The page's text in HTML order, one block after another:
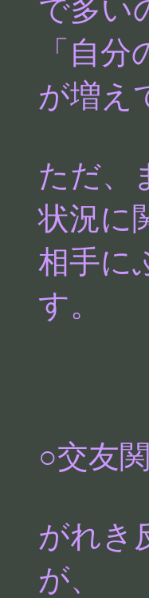
で多い
「自
が増え
ただ、
状況に
相手に
す。
○交友
がれき
が、